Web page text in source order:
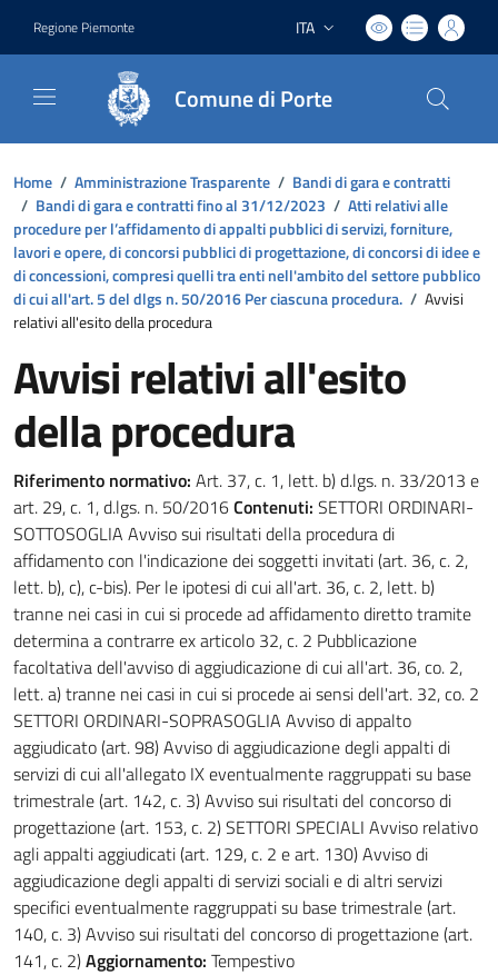
Regione Piemonte Lingua attiva:
ITA
Comune di Porte
Home / Amministrazione Trasparente / Bandi di gara e contratti
/ Bandi di gara e contratti fino al 31/12/2023 / Atti relativi alle
procedure per l’affidamento di appalti pubblici di servizi, forniture,
lavori e opere, di concorsi pubblici di progettazione, di concorsi di idee e
di concessioni, compresi quelli tra enti nell'ambito del settore pubblico
di cui all'art. 5 del dlgs n. 50/2016 Per ciascuna procedura. / Avvisi
relativi all'esito della procedura
Avvisi relativi all'esito
della procedura
Riferimento normativo: Art. 37, c. 1, lett. b) d.lgs. n. 33/2013 e
art. 29, c. 1, d.lgs. n. 50/2016Contenuti: SETTORI ORDINARI-
SOTTOSOGLIA Avviso sui risultati della procedura di
affidamento con l'indicazione dei soggetti invitati (art. 36, c. 2,
lett. b), c), c-bis). Per le ipotesi di cui all'art. 36, c. 2, lett. b)
tranne nei casi in cui si procede ad affidamento diretto tramite
determina a contrarre ex articolo 32, c. 2 Pubblicazione
facoltativa dell'avviso di aggiudicazione di cui all'art. 36, co. 2,
lett. a) tranne nei casi in cui si procede ai sensi dell'art. 32, co. 2
SETTORI ORDINARI-SOPRASOGLIA Avviso di appalto
aggiudicato (art. 98) Avviso di aggiudicazione degli appalti di
servizi di cui all'allegato IX eventualmente raggruppati su base
trimestrale (art. 142, c. 3) Avviso sui risultati del concorso di
progettazione (art. 153, c. 2) SETTORI SPECIALI Avviso relativo
agli appalti aggiudicati (art. 129, c. 2 e art. 130) Avviso di
aggiudicazione degli appalti di servizi sociali e di altri servizi
specifici eventualmente raggruppati su base trimestrale (art.
140, c. 3) Avviso sui risultati del concorso di progettazione (art.
141, c. 2)Aggiornamento: Tempestivo